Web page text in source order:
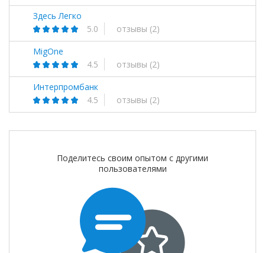
Здесь Легко
5.0
отзывы (2)
MigOne
4.5
отзывы (2)
Интерпромбанк
4.5
отзывы (2)
Поделитесь своим опытом с другими
пользователями